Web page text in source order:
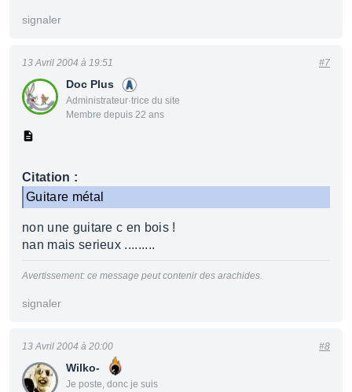
signaler
Doc Plus
Administrateur·trice du site
Membre depuis 22 ans
13 Avril 2004 à 19:51 #7
Citation :
Guitare métal
non une guitare c en bois !
nan mais serieux .........
Avertissement: ce message peut contenir des arachides.
signaler
Wilko-
Je poste, donc je suis
13 Avril 2004 à 20:00 #8